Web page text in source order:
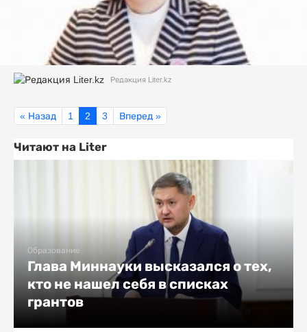
Редакция Liter.kz
« Назад 1 2 3 Вперед »
Читают на Liter
Образование
Глава Миннауки высказался о тех,
кто не нашел себя в списках
грантов